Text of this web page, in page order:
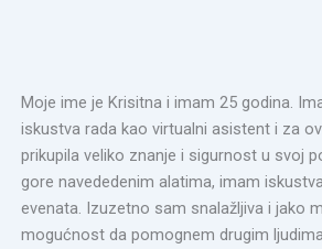
Moje ime je Krisitna i imam 25 godina.
iskustva rada kao virtualni asistent i za
prikupila veliko znanje i sigurnost u svoj
gore navededenim alatima, imam
evenata. Izuzetno sam snalažljiva i jako
mogućnost da pomognem drugim